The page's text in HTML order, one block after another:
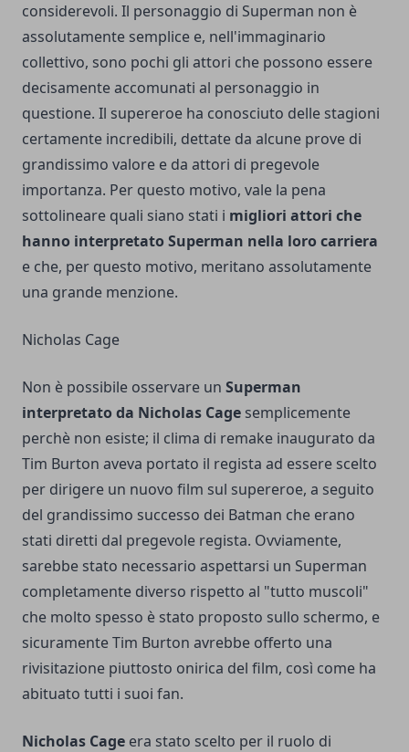
considerevoli. Il personaggio di Superman non è
assolutamente semplice e, nell'immaginario
collettivo, sono pochi gli attori che possono essere
decisamente accomunati al personaggio in
questione. Il supereroe ha conosciuto delle stagioni
certamente incredibili, dettate da alcune prove di
grandissimo valore e da attori di pregevole
importanza. Per questo motivo, vale la pena
sottolineare quali siano stati i migliori attori che
hanno interpretato Superman nella loro carriera
e che, per questo motivo, meritano assolutamente
una grande menzione.
Nicholas Cage
Non è possibile osservare un Superman
interpretato da Nicholas Cage semplicemente
perchè non esiste; il clima di remake inaugurato da
Tim Burton aveva portato il regista ad essere scelto
per dirigere un nuovo film sul supereroe, a seguito
del grandissimo successo dei Batman che erano
stati diretti dal pregevole regista. Ovviamente,
sarebbe stato necessario aspettarsi un Superman
completamente diverso rispetto al "tutto muscoli"
che molto spesso è stato proposto sullo schermo, e
sicuramente Tim Burton avrebbe offerto una
rivisitazione piuttosto onirica del film, così come ha
abituato tutti i suoi fan.
Nicholas Cage era stato scelto per il ruolo di